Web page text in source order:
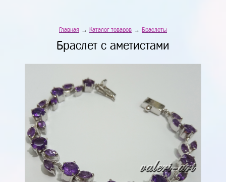
Главная → Каталог товаров → Браслеты
Браслет с аметистами